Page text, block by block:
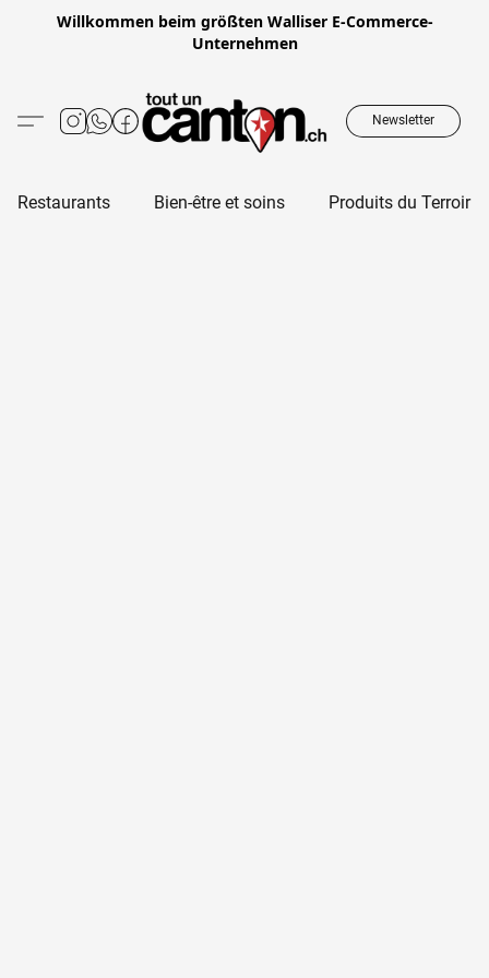
Willkommen beim größten Walliser E-Commerce-
Unternehmen
Newsletter
Restaurants Bien-être et soins Produits du Terroir